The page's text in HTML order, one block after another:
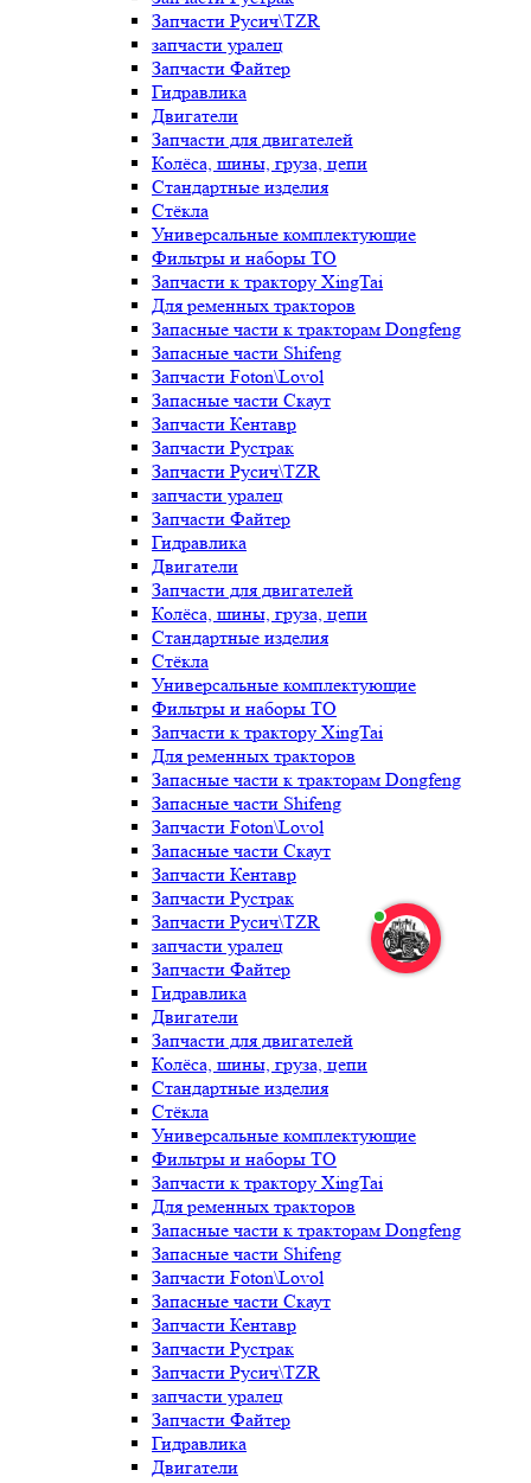
Запчасти Русич\TZR
запчасти уралец
Запчасти Файтер
Гидравлика
Двигатели
Запчасти для двигателей
Колёса, шины, груза, цепи
Стандартные изделия
Стёкла
Универсальные комплектующие
Фильтры и наборы ТО
Запчасти к трактору XingTai
Для ременных тракторов
Запасные части к тракторам Dongfeng
Запасные части Shifeng
Запчасти Foton\Lovol
Запасные части Скаут
Запчасти Кентавр
Запчасти Рустрак
Запчасти Русич\TZR
запчасти уралец
Запчасти Файтер
Гидравлика
Двигатели
Запчасти для двигателей
Колёса, шины, груза, цепи
Стандартные изделия
Стёкла
Универсальные комплектующие
Фильтры и наборы ТО
Запчасти к трактору XingTai
Для ременных тракторов
Запасные части к тракторам Dongfeng
Запасные части Shifeng
Запчасти Foton\Lovol
Запасные части Скаут
Запчасти Кентавр
Запчасти Рустрак
Запчасти Русич\TZR
запчасти уралец
Запчасти Файтер
Гидравлика
Двигатели
Запчасти для двигателей
Колёса, шины, груза, цепи
Стандартные изделия
Стёкла
Универсальные комплектующие
Фильтры и наборы ТО
Запчасти к трактору XingTai
Для ременных тракторов
Запасные части к тракторам Dongfeng
Запасные части Shifeng
Запчасти Foton\Lovol
Запасные части Скаут
Запчасти Кентавр
Запчасти Рустрак
Запчасти Русич\TZR
запчасти уралец
Запчасти Файтер
Гидравлика
Двигатели